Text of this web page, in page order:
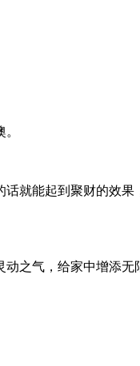
就能起到聚财的效
之气，给家中增添无